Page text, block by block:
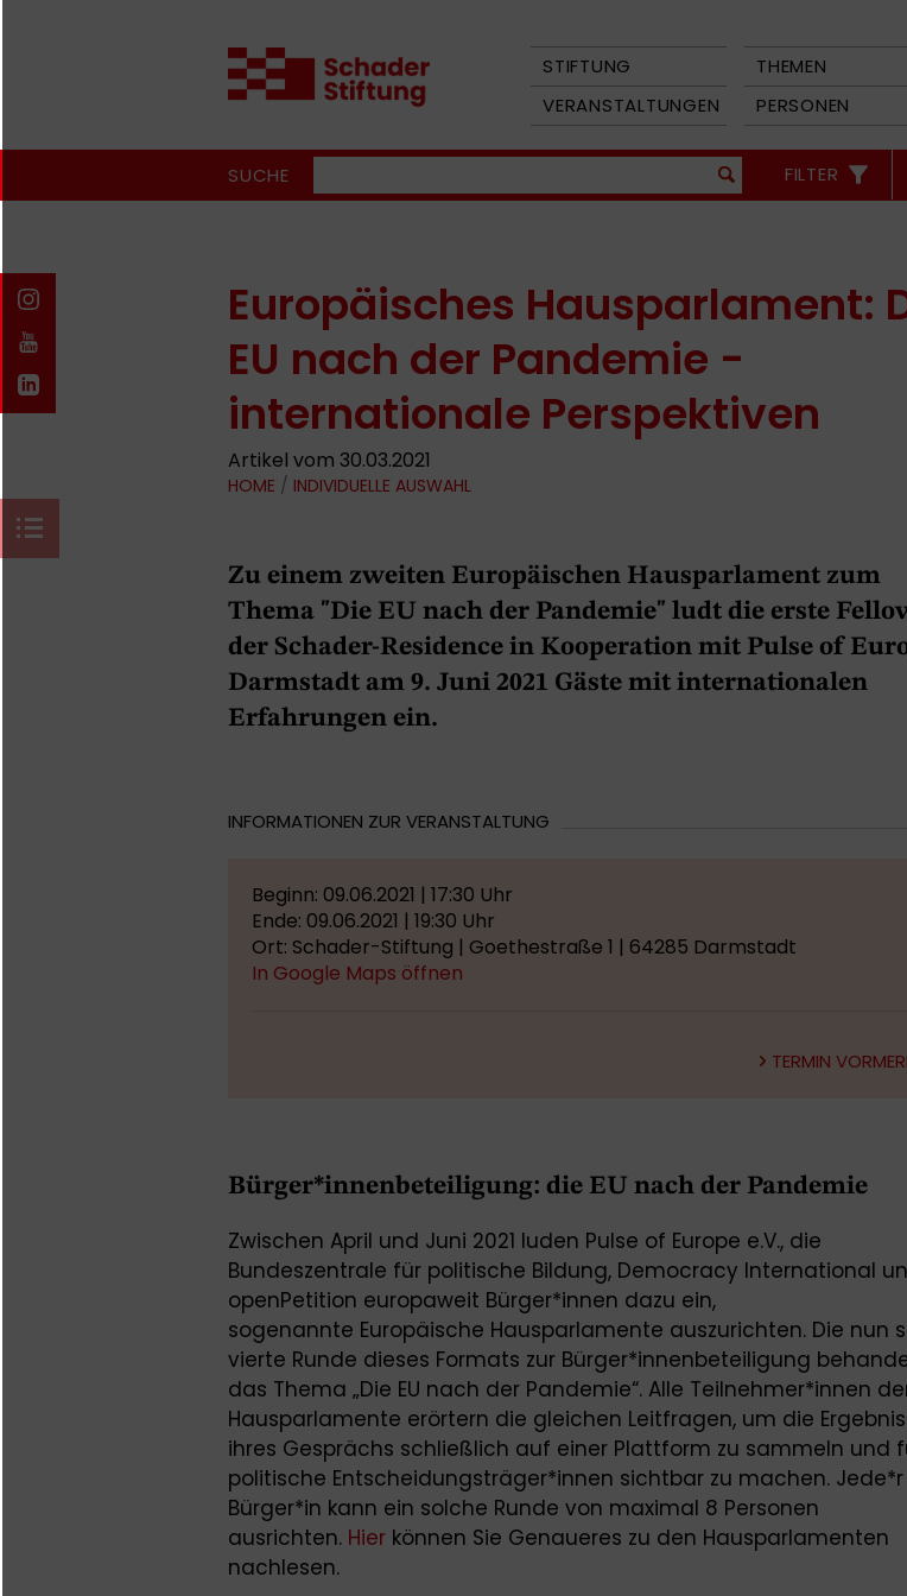
STIFTUNG THEMEN
VERANSTALTUNGEN
PERSONEN
SUCHE FILTER
Europäisches Hausparlament:
EU nach der Pandemie -
internationale Perspektiven
Artikel vom 30.03.2021
HOME / INDIVIDUELLE AUSWAHL
Zu einem zweiten Europäischen Hausparlament zum
Thema "Die EU nach der Pandemie" ludt die erste
der Schader-Residence in Kooperation mit Pulse of
Darmstadt am 9. Juni 2021 Gäste mit internationalen
Erfahrungen ein.
INFORMATIONEN ZUR VERANSTALTUNG
Beginn: 09.06.2021 | 17:30 Uhr
Ende: 09.06.2021 | 19:30 Uhr
Ort: Schader-Stiftung | Goethestraße 1 | 64285 Darmstadt
In Google Maps öffnen
TERMIN
Bürger*innenbeteiligung: die EU nach der Pandemie
Zwischen April und Juni 2021 luden Pulse of Europe e.V., die
Bundeszentrale für politische Bildung, Democracy International
openPetition europaweit Bürger*innen dazu ein,
sogenannte Europäische Hausparlamente auszurichten. Die nun
vierte Runde dieses Formats zur Bürger*innenbeteiligung
das Thema „Die EU nach der Pandemie“. Alle Teilnehmer*innen
Hausparlamente erörtern die gleichen Leitfragen, um die
ihres Gesprächs schließlich auf einer Plattform zu sammeln und
politische Entscheidungsträger*innen sichtbar zu machen. Jede*r
Bürger*in kann ein solche Runde von maximal 8 Personen
ausrichten. Hier können Sie Genaueres zu den Hausparlamenten
nachlesen.